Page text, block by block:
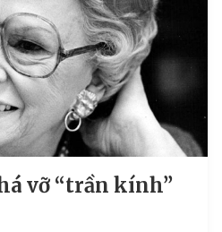
vỡ “trần kính”